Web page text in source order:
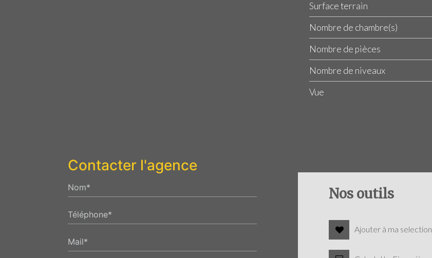
surface terrain
Nombre de chambre(s)
Nombre de pièces
Nombre de niveaux
Vue
Contacter l'agence
Nom*
Téléphone*
Mail*
Nos outils
Ajouter à ma selection